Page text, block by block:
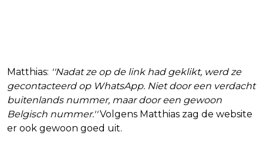
Matthias: ''Nadat ze op de link had geklikt, werd ze
gecontacteerd op WhatsApp. Niet door een verdacht
buitenlands nummer, maar door een gewoon
Belgisch nummer.''Volgens Matthias zag de website
er ook gewoon goed uit.